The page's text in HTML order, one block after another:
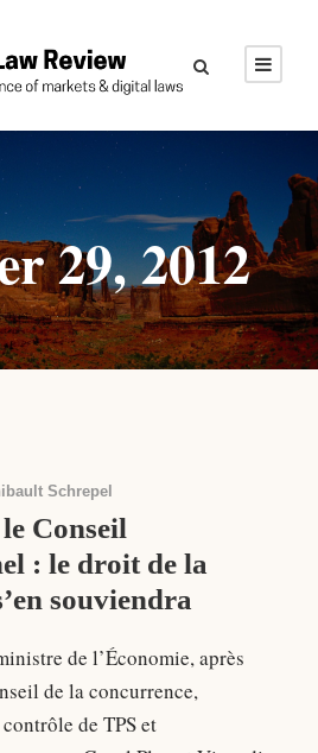
29, 2012
Schrepel
Conseil
: le droit de la
souviendra
de l’Économie, après
de la concurrence,
de TPS et